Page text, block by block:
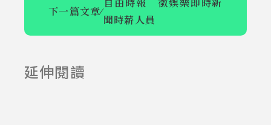
下一篇文章⁄
聞時薪人員
延伸閱讀
我的大學我來
句獎 開跑啦
2025-06-23
新北市X銘傳